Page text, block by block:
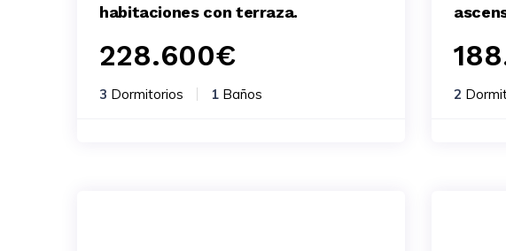
habitaciones con terraza.
228.600€
3 Dormitorios 1 Baños 2